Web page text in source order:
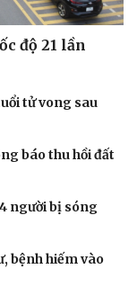
độ 21 lần
tử vong sau
báo thu hồi đất
người bị sóng
bệnh hiếm vào